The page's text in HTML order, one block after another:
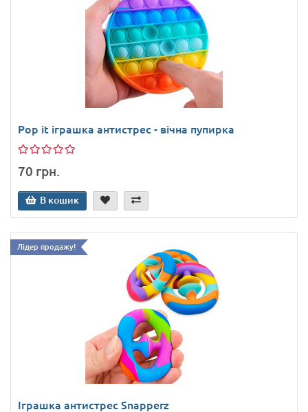
Pop it іграшка антистрес - вічна пупирка
70 грн.
В кошик
Лідер продажу!
Іграшка антистрес Snapperz